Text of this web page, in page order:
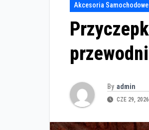
Akcesoria Samochodowe
By admin
CZE 29, 2026